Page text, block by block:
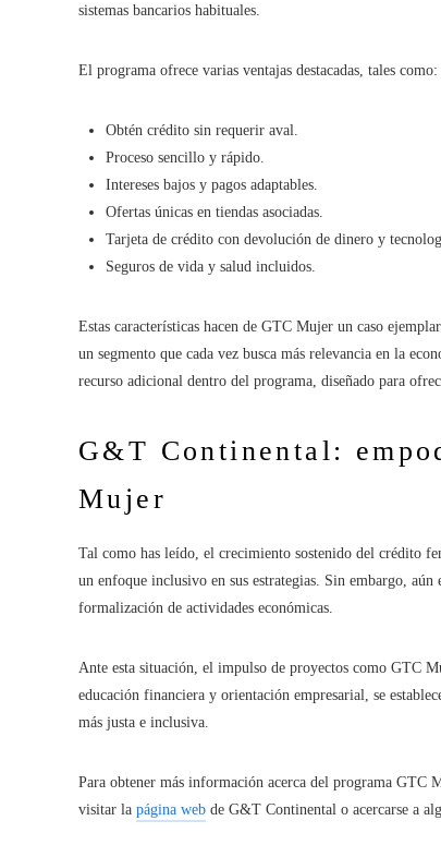
sistemas bancarios habituales.
El programa ofrece varias ventajas destacadas, tales como:
Obtén crédito sin requerir aval.
Proceso sencillo y rápido.
Intereses bajos y pagos adaptables.
Ofertas únicas en tiendas asociadas.
Tarjeta de crédito con devolución de dinero y
Seguros de vida y salud incluidos.
Estas características hacen de GTC Mujer un caso
un segmento que cada vez busca más relevancia en la
recurso adicional dentro del programa, diseñado para
G&T Continental:
Mujer
Tal como has leído, el crecimiento sostenido del crédito
un enfoque inclusivo en sus estrategias. Sin embargo,
formalización de actividades económicas.
Ante esta situación, el impulso de proyectos como GTC
educación financiera y orientación empresarial, se
más justa e inclusiva.
Para obtener más información acerca del programa GTC
visitar la página web de G&T Continental o acercarse a